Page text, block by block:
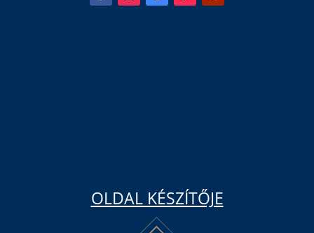
OLDAL KÉSZÍTŐJE